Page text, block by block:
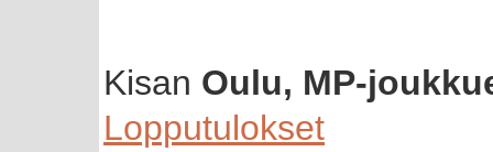
Kisan Oulu, MP-
Lopputulokset